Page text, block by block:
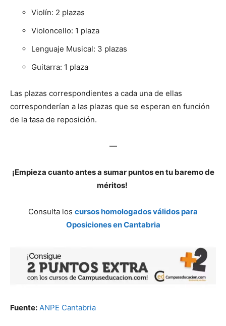
Violín: 2 plazas
Violoncello: 1 plaza
Lenguaje Musical: 3 plazas
Guitarra: 1 plaza
Las plazas correspondientes a cada una de ellas
corresponderían a las plazas que se esperan en función
de la tasa de reposición.
—
¡Empieza cuanto antes a sumar puntos en tu baremo de
méritos!
Consulta los cursos homologados válidos para
Oposiciones en Cantabria
Fuente: ANPE Cantabria